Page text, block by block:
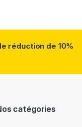
réduction de 10%
catégories